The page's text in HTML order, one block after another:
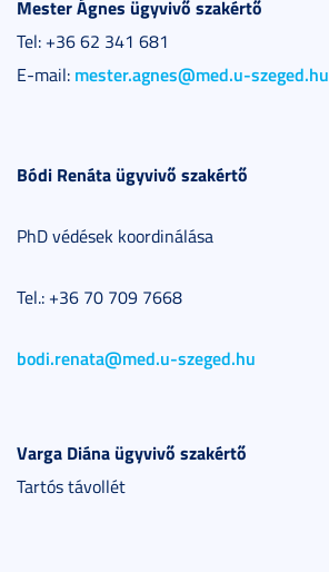
Mester Ágnes ügyvivő szakértő
Tel: +36 62 341 681
E-mail: mester.agnes@med.u-szeged.hu
Bódi Renáta ügyvivő szakértő
PhD védések koordinálása
Tel.: +36 70 709 7668
bodi.renata@med.u-szeged.hu
Varga Diána ügyvivő szakértő
Tartós távollét